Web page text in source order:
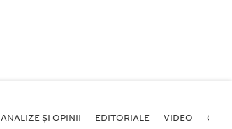
ANALIZE ȘI OPINII EDITORIALE VIDEO